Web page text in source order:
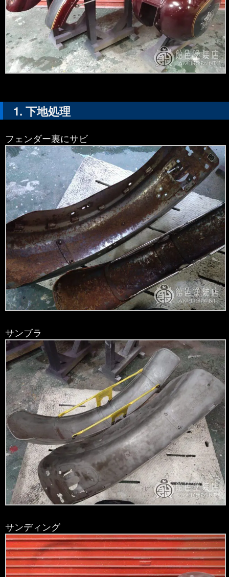
下地処理
フェンダー裏にサビ
サンブラ
サンディング